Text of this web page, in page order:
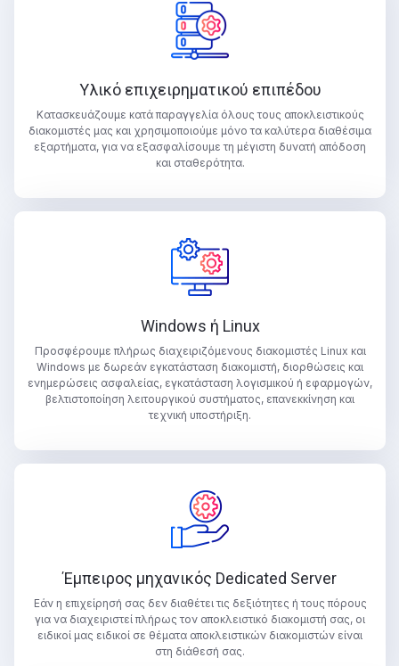
Υλικό επιχειρηματικού επιπέδου
Κατασκευάζουμε κατά παραγγελία όλους τους αποκλειστικούς
διακομιστές μας και χρησιμοποιούμε μόνο τα καλύτερα διαθέσιμα
εξαρτήματα, για να εξασφαλίσουμε τη μέγιστη δυνατή απόδοση
και σταθερότητα.
Windows ή Linux
Προσφέρουμε πλήρως διαχειριζόμενους διακομιστές Linux και
Windows με δωρεάν εγκατάσταση διακομιστή, διορθώσεις και
ενημερώσεις ασφαλείας, εγκατάσταση λογισμικού ή εφαρμογών,
βελτιστοποίηση λειτουργικού συστήματος, επανεκκίνηση και
τεχνική υποστήριξη.
Έμπειρος μηχανικός Dedicated Server
Εάν η επιχείρησή σας δεν διαθέτει τις δεξιότητες ή τους πόρους
για να διαχειριστεί πλήρως τον αποκλειστικό διακομιστή σας, οι
ειδικοί μας ειδικοί σε θέματα αποκλειστικών διακομιστών είναι
στη διάθεσή σας.